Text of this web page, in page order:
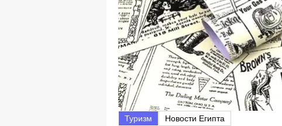
Туризм Новости Египта